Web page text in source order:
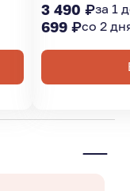
3 490 ₽за 1
699 ₽со 2